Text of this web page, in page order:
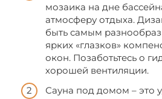
мозаика на дне
атмосферу отдыха.
быть самым
ярких «глазков»
окон. Позаботьтесь о
хорошей вентиляции.
Сауна под домом – это